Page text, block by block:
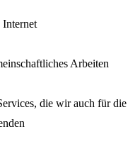
Internet
Arbeiten
die wir auch für die